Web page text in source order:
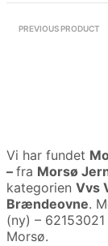
PREVIOUS PRODUCT
Vi har fundet
– fra Morsø
kategorien Vvs
Brændeovne.
(ny) –
Morsø.